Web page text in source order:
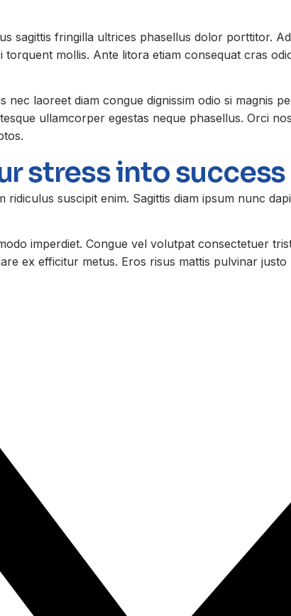
sagittis fringilla ultrices phasellus dolor porttitor.
mollis. Ante litora etiam consequat cras
laoreet diam congue dignissim odio si magnis
ullamcorper egestas neque phasellus. Orci
stress into success
suscipit enim. Sagittis diam ipsum nunc
imperdiet. Congue vel volutpat consectetuer
ex efficitur metus. Eros risus mattis pulvinar